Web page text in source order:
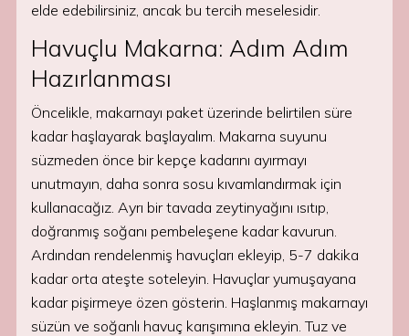
elde edebilirsiniz, ancak bu tercih meselesidir.
Havuçlu Makarna: Adım Adım
Hazırlanması
Öncelikle, makarnayı paket üzerinde belirtilen süre
kadar haşlayarak başlayalım. Makarna suyunu
süzmeden önce bir kepçe kadarını ayırmayı
unutmayın, daha sonra sosu kıvamlandırmak için
kullanacağız. Ayrı bir tavada zeytinyağını ısıtıp,
doğranmış soğanı pembeleşene kadar kavurun.
Ardından rendelenmiş havuçları ekleyip, 5-7 dakika
kadar orta ateşte soteleyin. Havuçlar yumuşayana
kadar pişirmeye özen gösterin. Haşlanmış makarnayı
süzün ve soğanlı havuç karışımına ekleyin. Tuz ve